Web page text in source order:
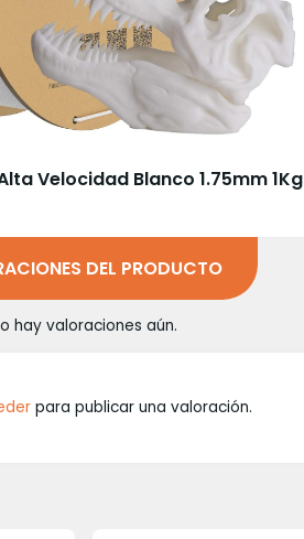
Velocidad Blanco 1.75mm 1Kg
DEL PRODUCTO
hay valoraciones aún.
para publicar una valoración.